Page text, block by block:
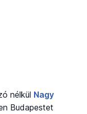
nélkül Nagy
Budapestet